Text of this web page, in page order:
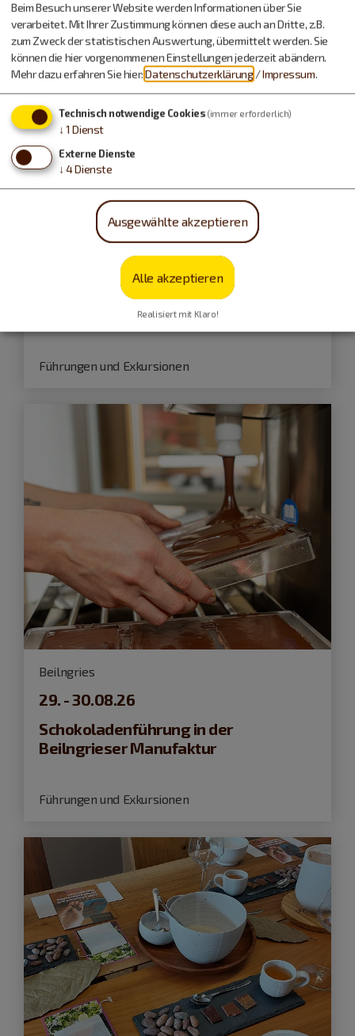
22. - 23.08.26
Schokoladenführung in der
Beilngrieser Manufaktur
Führungen und Exkursionen
Beilngries
29. - 30.08.26
Schokoladenführung in der
Beilngrieser Manufaktur
Führungen und Exkursionen
Beim Besuch unserer Website werden Informationen über Sie
verarbeitet. Mit Ihrer Zustimmung können diese auch an Dritte, z.B.
zum Zweck der statistischen Auswertung, übermittelt werden. Sie
können die hier vorgenommenen Einstellungen jederzeit abändern.
Mehr dazu erfahren Sie hier:Datenschutzerklärung /Impressum.
Technisch notwendige Cookies (immer erforderlich)
↓ 1 Dienst
Externe Dienste
↓ 4Dienste
Ausgewählte akzeptieren
Alle akzeptieren
Realisiert mit Klaro!